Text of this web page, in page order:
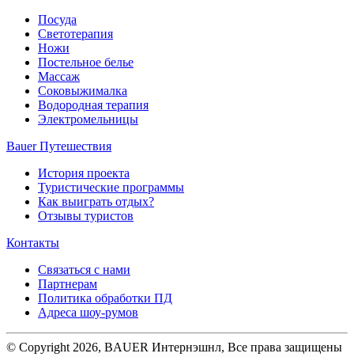
Посуда
Светотерапия
Ножи
Постельное белье
Массаж
Соковыжималка
Водородная терапия
Электромельницы
Bauer Путешествия
История проекта
Туристические программы
Как выиграть отдых?
Отзывы туристов
Контакты
Связаться с нами
Партнерам
Политика обработки ПД
Адреса шоу-румов
© Copyright 2026, BAUER Интернэшнл, Все права защищены